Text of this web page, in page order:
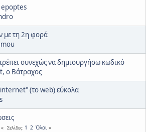
epoptes
με τη 2η φορά
συνεχώς να δημιουργήσω κωδικό
ο Βάτραχος
internet" (το web) εύκολα
Σελίδες 1 2 Όλοι